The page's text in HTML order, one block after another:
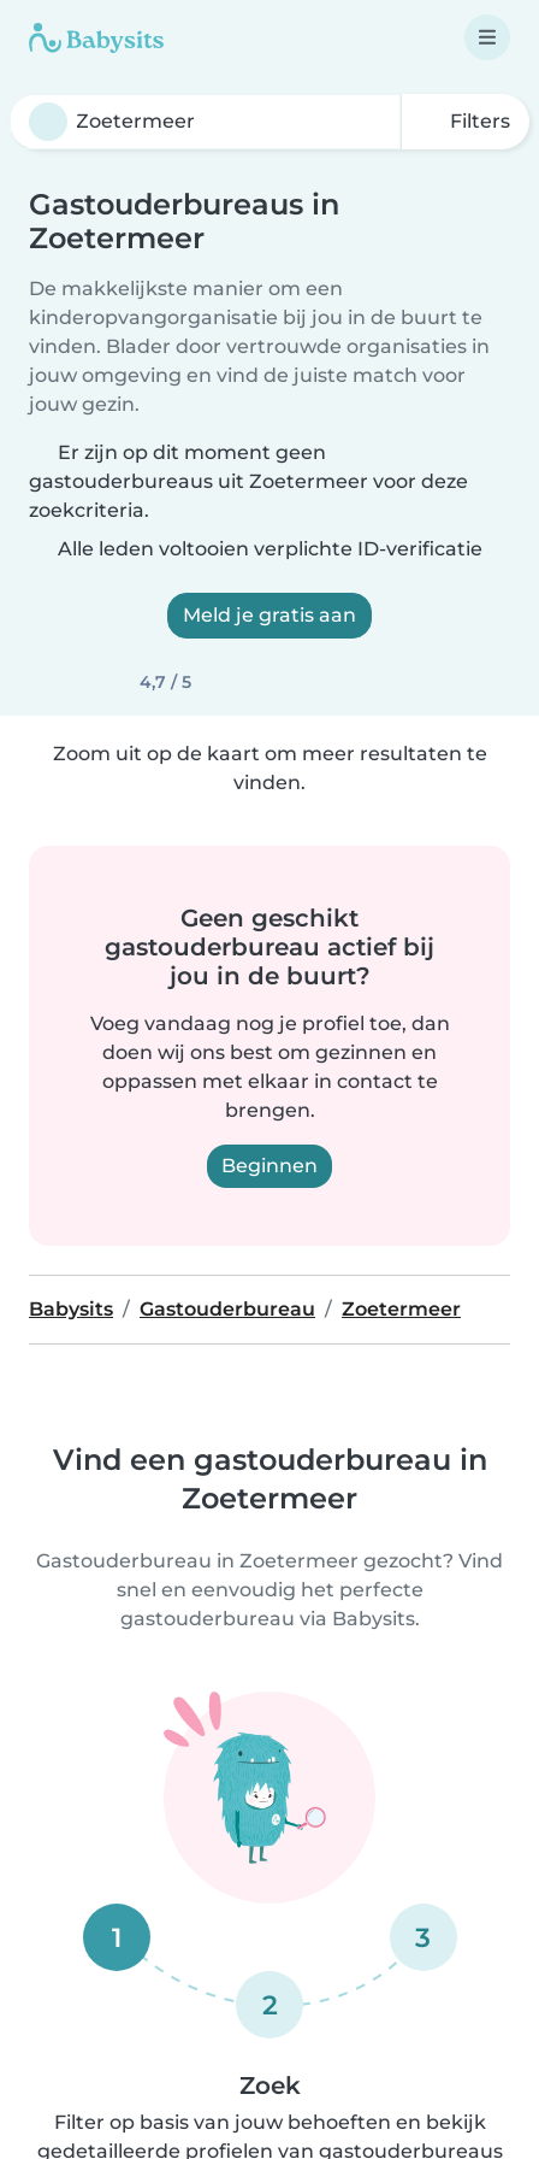
Filters
Gastouderbureaus in
Zoetermeer
De makkelijkste manier om een
kinderopvangorganisatie bij jou in de buurt te
vinden. Blader door vertrouwde organisaties in
jouw omgeving en vind de juiste match voor
jouw gezin.
Er zijn op dit moment geen
gastouderbureaus uit Zoetermeer voor deze
zoekcriteria.
Alle leden voltooien verplichte ID-verificatie
Meld je gratis aan
4,7 / 5
Zoom uit op de kaart om meer resultaten te
vinden.
Geen geschikt
gastouderbureau actief bij
jou in de buurt?
Voeg vandaag nog je profiel toe, dan
doen wij ons best om gezinnen en
oppassen met elkaar in contact te
brengen.
Beginnen
Babysits Gastouderbureau Zoetermeer
Vind een gastouderbureau in
Zoetermeer
Gastouderbureau in Zoetermeer gezocht? Vind
snel en eenvoudig het perfecte
gastouderbureau via Babysits.
1
2
3
Zoek
Filter op basis van jouw behoeften en bekijk
gedetailleerde profielen van gastouderbureaus